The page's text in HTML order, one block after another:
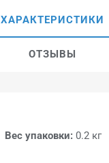
ХАРАКТЕРИСТИКИ
ОТЗЫВЫ
Вес упаковки: 0.2 кг